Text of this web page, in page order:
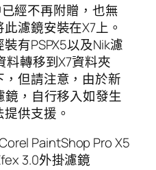
經不再附贈，也無
濾鏡安裝在X7上。
有PSPX5以及Nik濾
料轉移到X7資料夾
但請注意，由於新
鏡，自行移入如發生
供支援。
PaintShop Pro X5
3.0外掛濾鏡